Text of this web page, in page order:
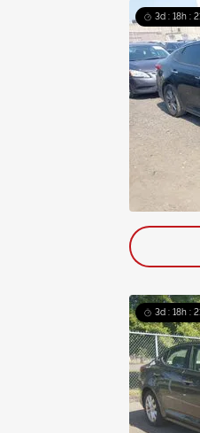
3d : 18h :
3d : 18h :